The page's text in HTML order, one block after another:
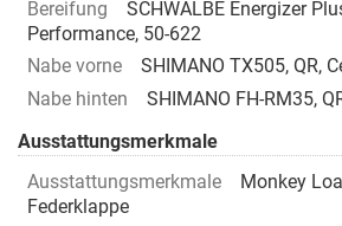
Bereifung
SCHWALBE Energizer
Performance, 50-622
Nabe vorne
SHIMANO TX505, QR,
Nabe hinten
SHIMANO FH-RM35,
Ausstattungsmerkmale
Ausstattungsmerkmale
Monkey
Federklappe